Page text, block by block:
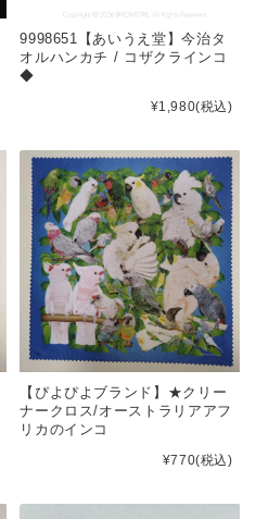
9998651【あいうえ堂】今治タ
オルハンカチ / コザクラインコ
◆
¥1,980(税込)
【ぴよぴよブランド】★クリー
ナークロス/オーストラリアアフ
リカのインコ
¥770(税込)